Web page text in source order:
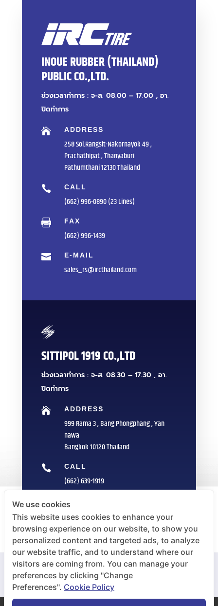
INOUE RUBBER (THAILAND)
PUBLIC CO.,LTD.
ช่วงเวลาทำการ : จ-ส. 08.00 – 17.00 , อา.
ปิดทำการ
 ADDRESS
258 Soi.Rangsit-Nakornayok 49 ,
Prachathipat , Thanyaburi
Pathumthani 12130 Thailand
 CALL
(662) 996-0890 (23 Lines)
 FAX
(662) 996-1439
 E-MAIL
sales_rs@ircthailand.com
SITTIPOL 1919 CO.,LTD
ช่วงเวลาทำการ : จ-ส. 08.30 – 17.30 , อา.
ปิดทำการ
 ADDRESS
999 Rama 3 , Bang Phongphang , Yan
nawa
Bangkok 10120 Thailand
 CALL
(662) 639-1919
 FAX
(662) 235-1959
 E-MAIL
info@sittipol.com
We use cookies
This website uses cookies to enhance your
browsing experience on our website, to show you
personalized content and targeted ads, to analyze
our website traffic, and to understand where our
visitors are coming from. You can manage your
preferences by clicking "Change
Preferences". Cookie Policy